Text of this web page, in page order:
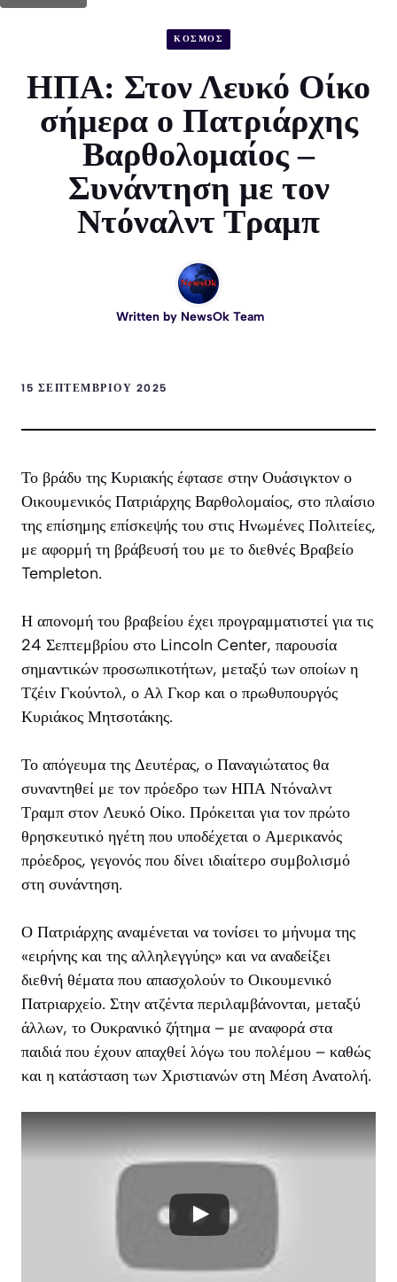
ΚΟΣΜΟΣ
ΗΠΑ: Στον Λευκό Οίκο
σήμερα ο Πατριάρχης
Βαρθολομαίος –
Συνάντηση με τον
Ντόναλντ Τραμπ
Written by NewsOk Team
15 ΣΕΠΤΕΜΒΡΊΟΥ 2025
Το βράδυ της Κυριακής έφτασε στην Ουάσιγκτον ο
Οικουμενικός Πατριάρχης Βαρθολομαίος, στο πλαίσιο
της επίσημης επίσκεψής του στις Ηνωμένες Πολιτείες,
με αφορμή τη βράβευσή του με το διεθνές Βραβείο
Templeton.
Η απονομή του βραβείου έχει προγραμματιστεί για τις
24 Σεπτεμβρίου στο Lincoln Center, παρουσία
σημαντικών προσωπικοτήτων, μεταξύ των οποίων η
Τζέιν Γκούντολ, ο Αλ Γκορ και ο πρωθυπουργός
Κυριάκος Μητσοτάκης.
Το απόγευμα της Δευτέρας, ο Παναγιώτατος θα
συναντηθεί με τον πρόεδρο των ΗΠΑ Ντόναλντ
Τραμπ στον Λευκό Οίκο. Πρόκειται για τον πρώτο
θρησκευτικό ηγέτη που υποδέχεται ο Αμερικανός
πρόεδρος, γεγονός που δίνει ιδιαίτερο συμβολισμό
στη συνάντηση.
Ο Πατριάρχης αναμένεται να τονίσει το μήνυμα της
«ειρήνης και της αλληλεγγύης» και να αναδείξει
διεθνή θέματα που απασχολούν το Οικουμενικό
Πατριαρχείο. Στην ατζέντα περιλαμβάνονται, μεταξύ
άλλων, το Ουκρανικό ζήτημα – με αναφορά στα
παιδιά που έχουν απαχθεί λόγω του πολέμου – καθώς
και η κατάσταση των Χριστιανών στη Μέση Ανατολή.